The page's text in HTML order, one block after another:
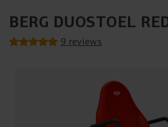
BERG DUOSTOEL
9 reviews